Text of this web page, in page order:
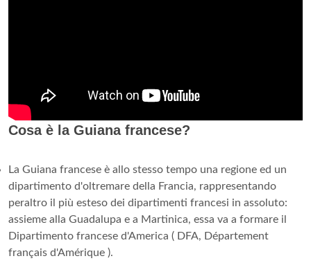
Cosa è la Guiana francese?
La Guiana francese è allo stesso tempo una regione ed un
dipartimento d'oltremare della Francia, rappresentando
peraltro il più esteso dei dipartimenti francesi in assoluto:
assieme alla Guadalupa e a Martinica, essa va a formare il
Dipartimento francese d'America ( DFA, Département
français d'Amérique ).